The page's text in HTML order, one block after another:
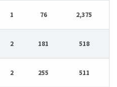
1 76 2,375
2 181 518
2 255 511